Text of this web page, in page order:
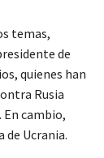
temas,
de
quienes han
Rusia
cambio,
de Ucrania.